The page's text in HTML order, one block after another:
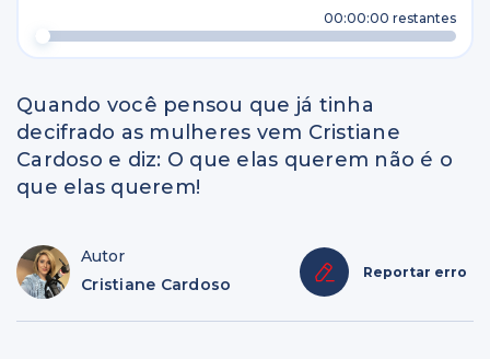
00:00:00 restantes
Quando você pensou que já tinha
decifrado as mulheres vem Cristiane
Cardoso e diz: O que elas querem não é o
que elas querem!
Autor
Cristiane Cardoso
Reportar erro